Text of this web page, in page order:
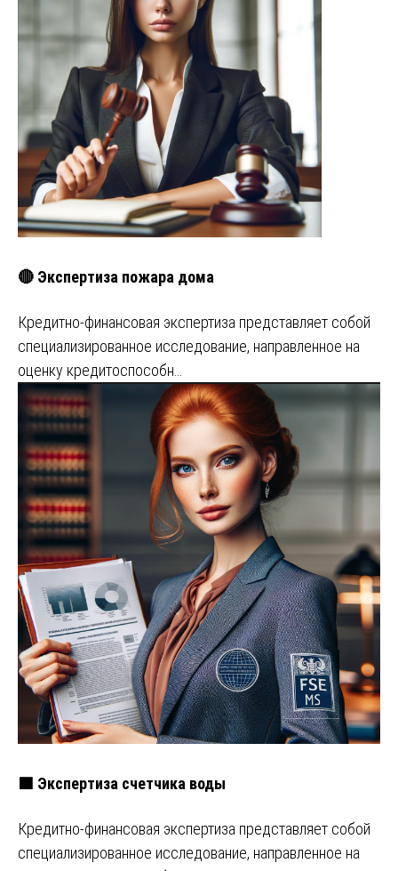
🔴 Экспертиза пожара дома
Кредитно-финансовая экспертиза представляет собой
специализированное исследование, направленное на
оценку кредитоспособн…
🟩 Экспертиза счетчика воды
Кредитно-финансовая экспертиза представляет собой
специализированное исследование, направленное на